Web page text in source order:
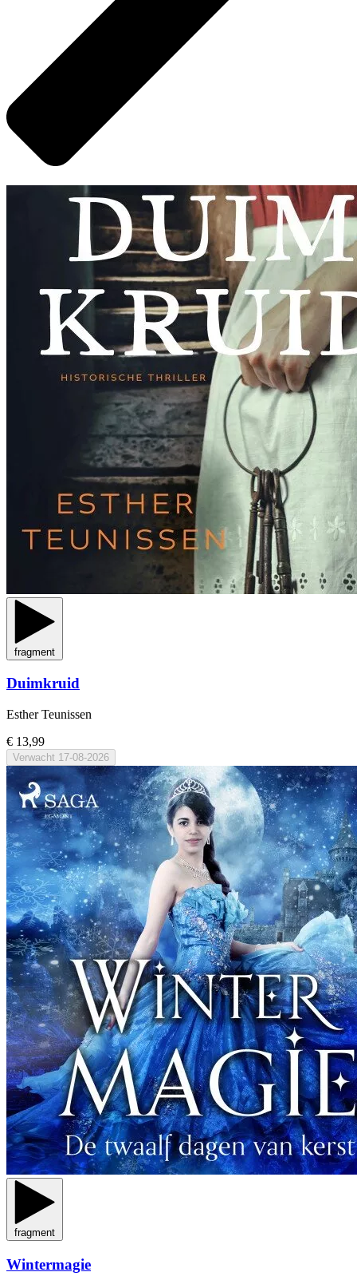
fragment
Duimkruid
Esther Teunissen
€ 13,99
Verwacht 17-08-2026
fragment
Wintermagie